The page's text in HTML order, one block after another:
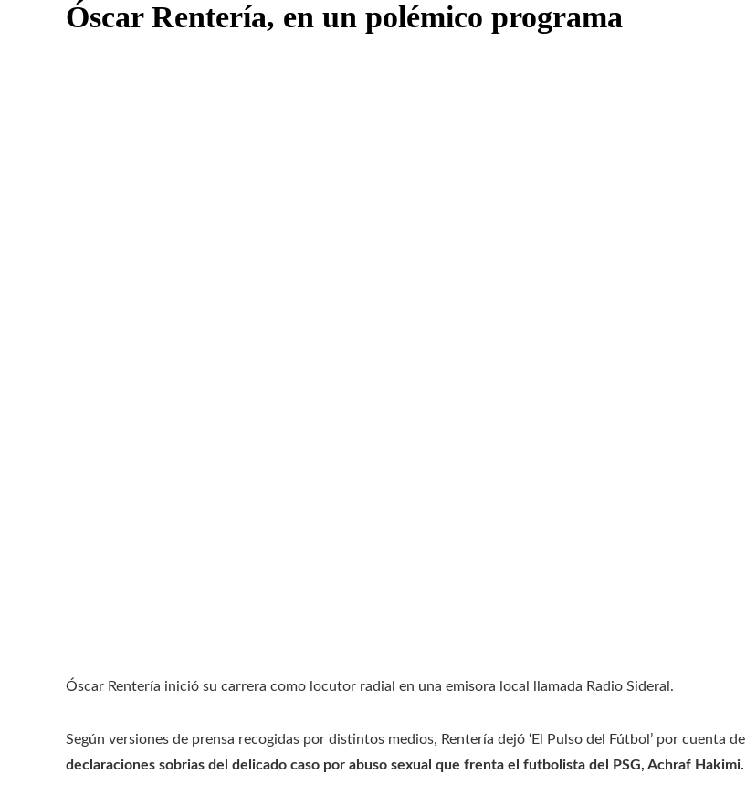
Óscar Rentería, en un polémico programa
Óscar Rentería inició su carrera como locutor radial en una emisora ​​​​local llamada Radio Sideral.
Según versiones de prensa recogidas por distintos medios, Rentería dejó ‘El Pulso del Fútbol’ por cuenta de
declaraciones sobrias del delicado caso por abuso sexual que frenta el futbolista del PSG, Achraf Hakimi.